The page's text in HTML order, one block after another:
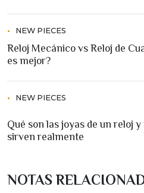
NEW PIECES
Reloj Mecánico vs Reloj de
es mejor?
NEW PIECES
Qué son las joyas de un reloj y
sirven realmente
NOTAS